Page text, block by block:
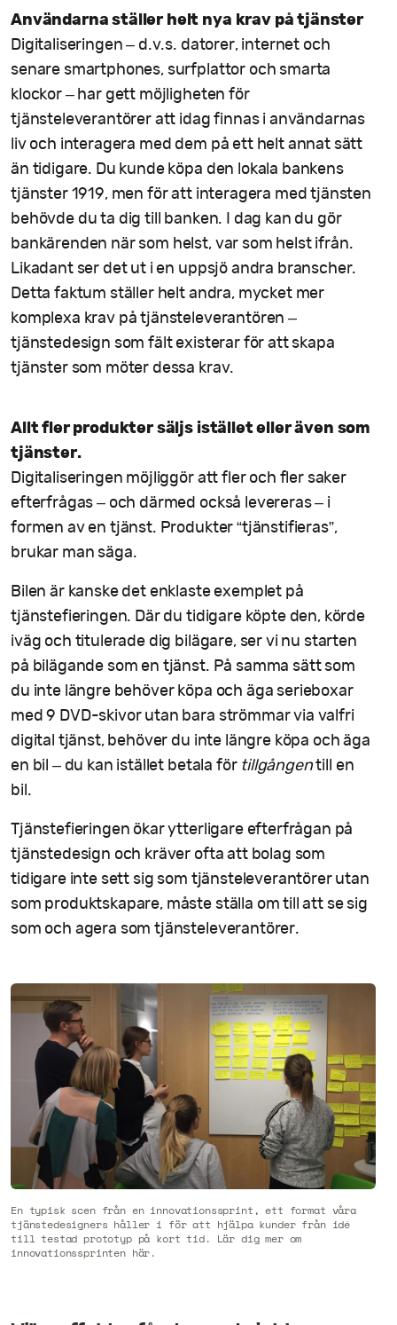
Användarna ställer helt nya krav på tjänster
Digitaliseringen – d.v.s. datorer, internet och
senare smartphones, surfplattor och smarta
klockor – har gett möjligheten för
tjänsteleverantörer att idag finnas i användarnas
liv och interagera med dem på ett helt annat sätt
än tidigare. Du kunde köpa den lokala bankens
tjänster 1919, men för att interagera med tjänsten
behövde du ta dig till banken. I dag kan du gör
bankärenden när som helst, var som helst ifrån.
Likadant ser det ut i en uppsjö andra branscher.
Detta faktum ställer helt andra, mycket mer
komplexa krav på tjänsteleverantören –
tjänstedesign som fält existerar för att skapa
tjänster som möter dessa krav.
Allt fler produkter säljs istället eller även som
tjänster.
Digitaliseringen möjliggör att fler och fler saker
efterfrågas – och därmed också levereras – i
formen av en tjänst. Produkter “tjänstifieras”,
brukar man säga.
Bilen är kanske det enklaste exemplet på
tjänstefieringen. Där du tidigare köpte den, körde
iväg och titulerade dig bilägare, ser vi nu starten
på bilägande som en tjänst. På samma sätt som
du inte längre behöver köpa och äga serieboxar
med 9 DVD-skivor utan bara strömmar via valfri
digital tjänst, behöver du inte längre köpa och äga
en bil – du kan istället betala för tillgångentill en
bil.
Tjänstefieringen ökar ytterligare efterfrågan på
tjänstedesign och kräver ofta att bolag som
tidigare inte sett sig som tjänsteleverantörer utan
som produktskapare, måste ställa om till att se sig
som och agera som tjänsteleverantörer.
En typisk scen från en innovationssprint, ett format våra
tjänstedesigners håller i för att hjälpa kunder från idé
till testad prototyp på kort tid. Lär dig mer om
innovationssprinten här.